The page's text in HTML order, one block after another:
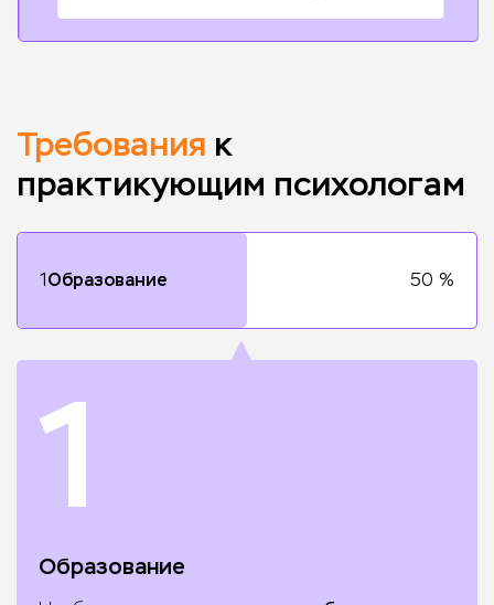
Требования к
практикующим психологам
1Образование 50 %
▲
1
Образование